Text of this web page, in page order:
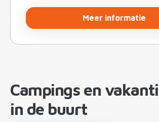
Meer informatie
Campings en
in de buurt